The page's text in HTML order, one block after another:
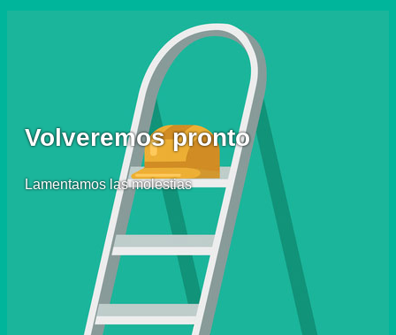
Volveremos pronto
Lamentamos las molestias